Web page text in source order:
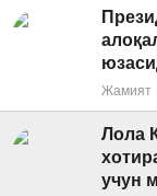
Жамият
Лола
учун